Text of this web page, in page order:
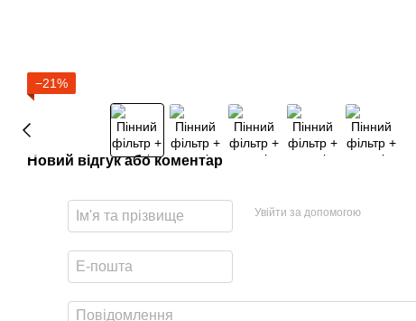
−21%
Новий відгук або коментар
Увійти за допомогою